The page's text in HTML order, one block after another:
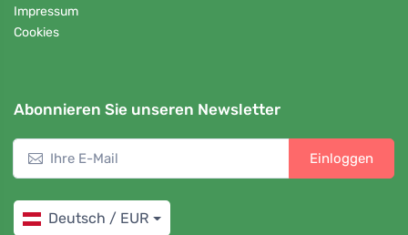
Impressum
Cookies
Abonnieren Sie unseren Newsletter
Einloggen
Deutsch / EUR